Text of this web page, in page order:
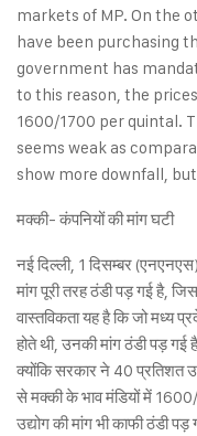
markets of MP. On the
have been purchasing
government has
to this reason, the
1600/1700 per quintal.
seems weak as
show more downfall,
मक्की- कंपनियों की मांग घटी
नई दिल्ली, 1 दिसम्बर
मांग पूरी तरह ठंडी पड़ गई है,
वास्तविकता यह है कि जो मध्य
होते थी, उनकी मांग ठंडी पड़ गई
क्योंकि सरकार ने 40 प्रतिशत
से मक्की के भाव मंडियों में
उद्योग की मांग भी काफी ठंडी